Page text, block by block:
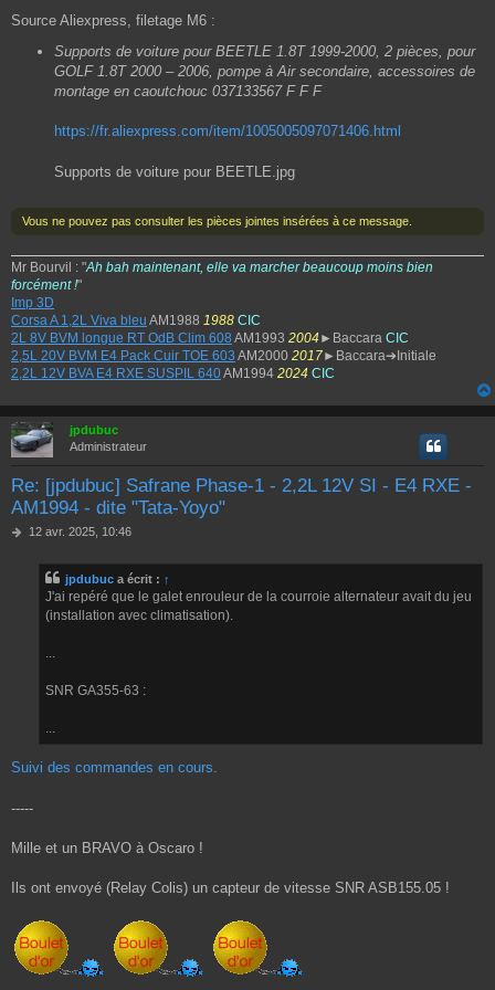
Source Aliexpress, filetage M6 :
Supports de voiture pour BEETLE 1.8T 1999-2000, 2 pièces, pour
GOLF 1.8T 2000 – 2006, pompe à Air secondaire, accessoires de
montage en caoutchouc 037133567 F F F
https://fr.aliexpress.com/item/1005005097071406.html
Supports de voiture pour BEETLE.jpg
Vous ne pouvez pas consulter les pièces jointes insérées à ce message.
Mr Bourvil : "Ah bah maintenant, elle va marcher beaucoup moins bien
forcément !"
Imp 3D
Corsa A 1,2L Viva bleu AM1988 1988 CIC
2L 8V BVM longue RT OdB Clim 608 AM1993 2004 ►Baccara CIC
2,5L 20V BVM E4 Pack Cuir TOE 603 AM2000 2017►Baccara➔Initiale
2,2L 12V BVA E4 RXE SUSPIL 640AM1994 2024 CIC
jpdubuc
Administrateur
Re: [jpdubuc] Safrane Phase-1 - 2,2L 12V SI - E4 RXE -
AM1994 - dite "Tata-Yoyo"
M12 avr. 2025, 10:46
jpdubuc a écrit : ↑
J'ai repéré que le galet enrouleur de la courroie alternateur avait du jeu
(installation avec climatisation).
...
SNR GA355-63 :
...
Suivi des commandes en cours.
-----
Mille et un BRAVO à Oscaro !
Ils ont envoyé (Relay Colis) un capteur de vitesse SNR ASB155.05 !